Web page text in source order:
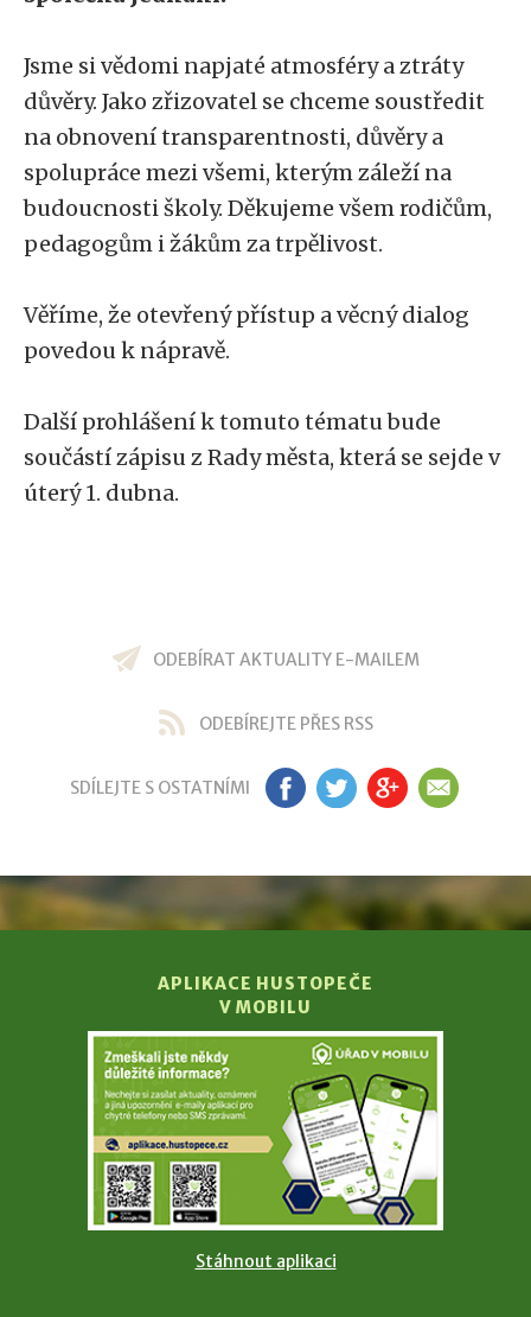
Jsme si vědomi napjaté atmosféry a ztráty
důvěry. Jako zřizovatel se chceme soustředit
na obnovení transparentnosti, důvěry a
spolupráce mezi všemi, kterým záleží na
budoucnosti školy. Děkujeme všem rodičům,
pedagogům i žákům za trpělivost.
Věříme, že otevřený přístup a věcný dialog
povedou k nápravě.
Další prohlášení k tomuto tématu bude
součástí zápisu z Rady města, která se sejde v
úterý 1. dubna.
ODEBÍRAT AKTUALITY E-MAILEM
ODEBÍREJTE PŘES RSS
SDÍLEJTE S OSTATNÍMI FB TW GP EM
APLIKACE HUSTOPEČE
V MOBILU
Stáhnout aplikaci